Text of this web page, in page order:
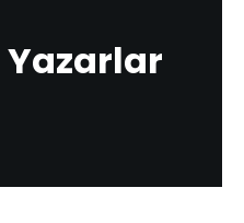
Yazarlar